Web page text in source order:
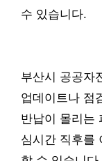
수 있습니다.
부산시 공공자
업데이트나 점
반납이 몰리는
심시간 직후를